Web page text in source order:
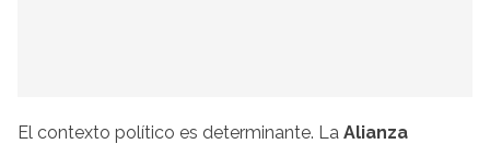
El contexto político es determinante. La Alianza